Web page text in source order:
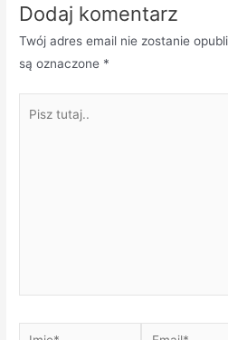
Dodaj komentarz
Twój adres email nie zostanie
są oznaczone *
Imię* Email*